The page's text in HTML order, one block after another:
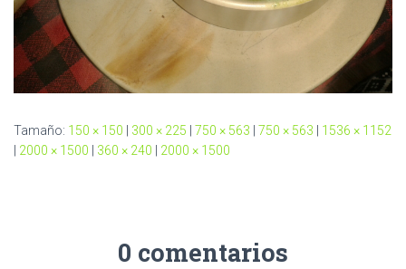
Tamaño: 150 × 150 | 300 × 225 | 750 × 563 | 750 × 563 | 1536 × 1152
| 2000 × 1500 | 360 × 240 | 2000 × 1500
0 comentarios